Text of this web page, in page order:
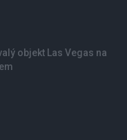
objekt Las Vegas na